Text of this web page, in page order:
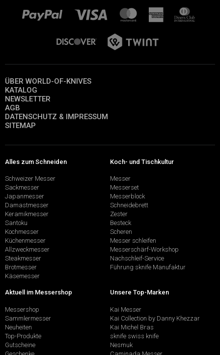
ÜBER WORLD-OF-KNIVES
KATALOG
NEWSLETTER
AGB
DATENSCHUTZ & IMPRESSUM
SITEMAP
Alles zum Schneiden
Schweizer Messer
Sackmesser
Japanmesser
Damastmesser
Keramikmesser
Santoku
Kochmesser
Küchenmesser
Allzweckmesser
Steakmesser
Brotmesser
Käsemesser
Koch- und Tischkultur
Messer
Messerset
Messerblock
Schneidebrett
Zester
Besteck
Scheren
Messer schleifen
Messerschärf-Workshop
Nachschleif-Service
Führung sknife Manufaktur
Aktuell im Messershop
Messershop
Sammlermesser
Neuheiten
Top-Produkte
Gutscheine
Unsere Top-Marken
Kai Messer
Kai Collection by Danny Khezzar
Kai Michel Bras
sknife swiss knife
Nesmuk